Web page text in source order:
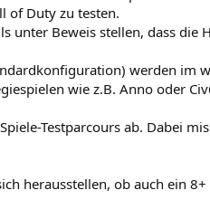
of Duty zu testen.
unter Beweis stellen, dass die
werden im
wie z.B. Anno oder
Testparcours ab. Dabei
herausstellen, ob auch ein